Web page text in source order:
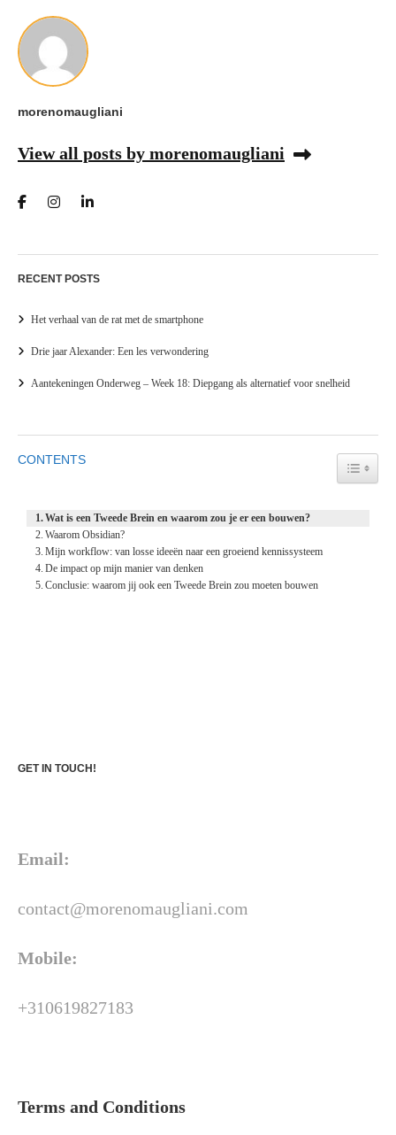
morenomaugliani
View all posts by morenomaugliani
RECENT POSTS
Het verhaal van de rat met de smartphone
Drie jaar Alexander: Een les verwondering
Aantekeningen Onderweg – Week 18: Diepgang als alternatief voor snelheid
CONTENTS
Wat is een Tweede Brein en waarom zou je er een bouwen?
Waarom Obsidian?
Mijn workflow: van losse ideeën naar een groeiend kennissysteem
De impact op mijn manier van denken
Conclusie: waarom jij ook een Tweede Brein zou moeten bouwen
GET IN TOUCH!
Email:
contact@morenomaugliani.com
Mobile:
+310619827183
Terms and Conditions